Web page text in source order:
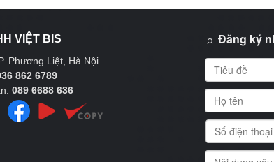
VIỆT BIS
Phương Liệt, Hà Nội
862 6789
089 6688 636
☼ Đăng ký